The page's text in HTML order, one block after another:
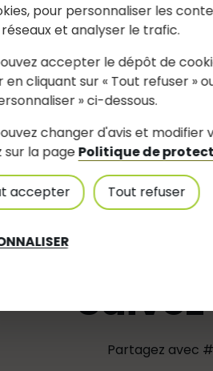
pour personnaliser les
et analyser le trafic.
accepter le dépôt de
en cliquant sur « Tout refuser »
» ci-dessous.
changer d'avis et modifier
sur la page Politique de
accepter Tout refuser
Partagez avec